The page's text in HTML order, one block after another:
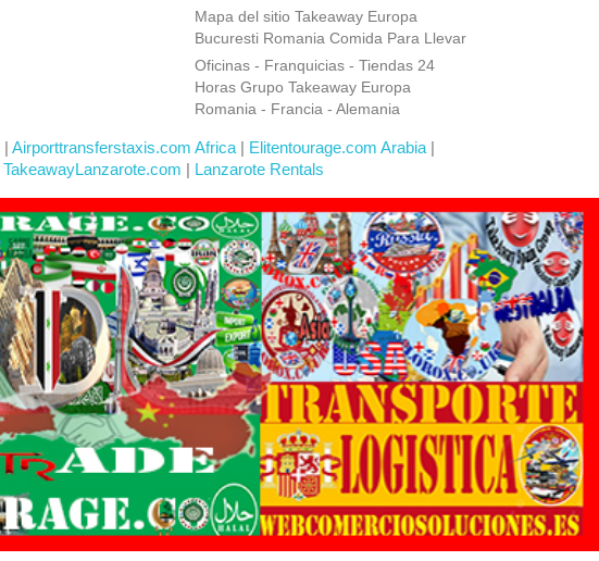
Mapa del sitio Takeaway Europa
Bucuresti Romania Comida Para Llevar
Oficinas - Franquicias - Tiendas 24
Horas Grupo Takeaway Europa
Romania - Francia - Alemania
| Airporttransferstaxis.com Africa| Elitentourage.com Arabia|
TakeawayLanzarote.com | Lanzarote Rentals